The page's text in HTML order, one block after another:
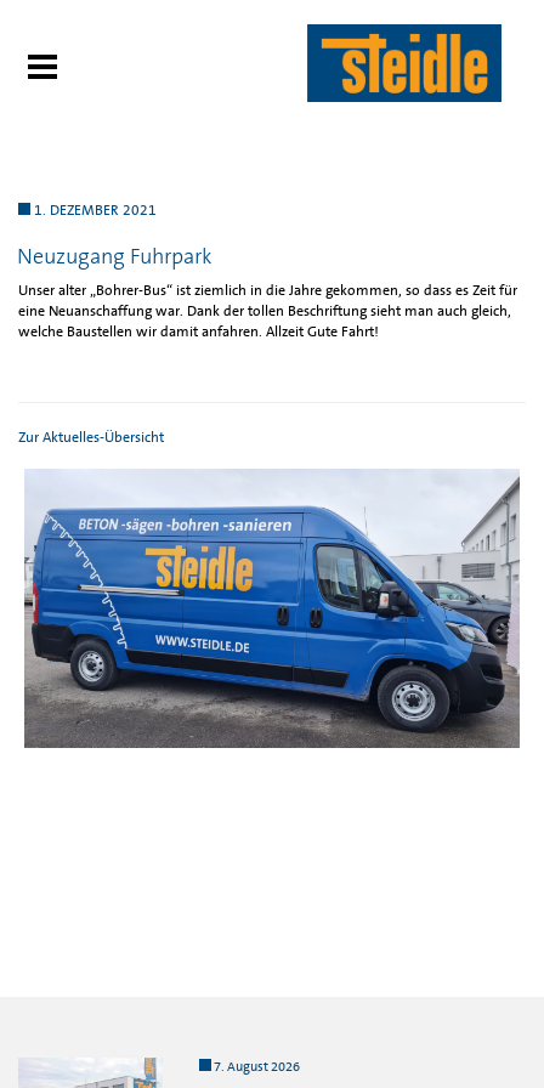
1. DEZEMBER 2021
Neuzugang Fuhrpark
Unser alter „Bohrer-Bus“ ist ziemlich in die Jahre gekommen, so dass es Zeit für
eine Neuanschaffung war. Dank der tollen Beschriftung sieht man auch gleich,
welche Baustellen wir damit anfahren. Allzeit Gute Fahrt!
Zur Aktuelles-Übersicht
7. August 2026